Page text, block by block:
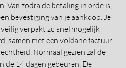
Van zodra de betaling in orde is,
bevestiging van je aankoop. Je
verpakt zo snel mogelijk
samen met een voldane factuur
Normaal gezien zal de
de 14 dagen gebeuren. De